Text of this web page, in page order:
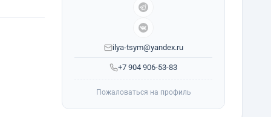
+7 904 906-53-83
ilya-tsym@yandex.ru
Пожаловаться на профиль